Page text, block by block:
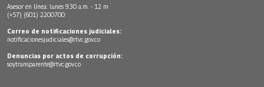
Asesor en línea: lunes 9:30 a.m. - 12 m
(+57) (601) 2200700
Correo de notificaciones judiciales:
notificacionesjudiciales@rtvc.gov.co
Denuncias por actos de corrupción:
soytransparente@rtvc.gov.co